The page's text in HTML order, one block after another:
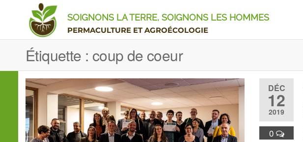
SOIGNONS LA TERRE, SOIGNONS LES HOMMES
PERMACULTURE ET AGROÉCOLOGIE
Étiquette : coup de coeur
DÉC
12
2019
0